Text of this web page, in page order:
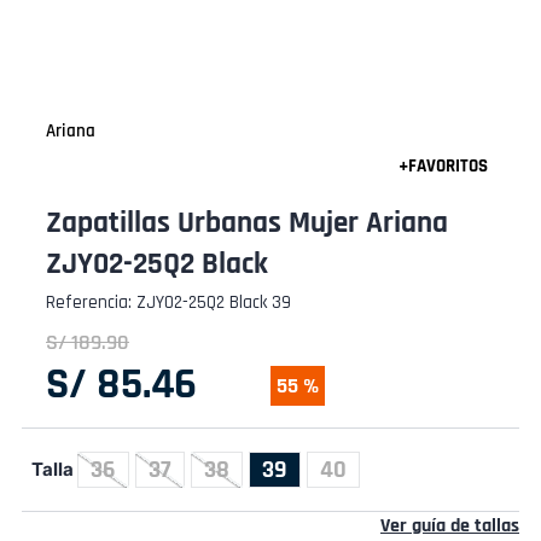
Ariana
Zapatillas Urbanas Mujer Ariana
ZJY02-25Q2 Black
Referencia: ZJY02-25Q2 Black 39
S/189.90
S/ 85.46 55 %
Talla 36 37 38 39 40
Ver guía de tallas